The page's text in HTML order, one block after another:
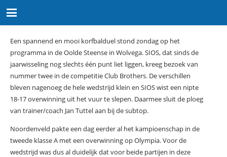
Een spannend en mooi korfbalduel stond zondag op het
programma in de Oolde Steense in Wolvega. SIOS, dat sinds de
jaarwisseling nog slechts één punt liet liggen, kreeg bezoek van
nummer twee in de competitie Club Brothers. De verschillen
bleven nagenoeg de hele wedstrijd klein en SIOS wist een nipte
18-17 overwinning uit het vuur te slepen. Daarmee sluit de ploeg
van trainer/coach Jan Tuttel aan bij de subtop.
Noordenveld pakte een dag eerder al het kampioenschap in de
tweede klasse A met een overwinning op Olympia. Voor de
wedstrijd was dus al duidelijk dat voor beide partijen in deze